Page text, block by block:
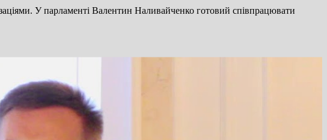
У парламенті Валентин Наливайченко готовий співпрацювати